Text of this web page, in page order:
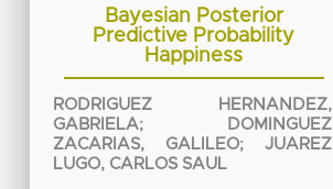
Bayesian Posterior
Predictive Probability
Happiness
RODRIGUEZ HERNANDEZ,
GABRIELA;
DOMINGUEZ
ZACARIAS, GALILEO;JUAREZ
LUGO, CARLOS SAUL